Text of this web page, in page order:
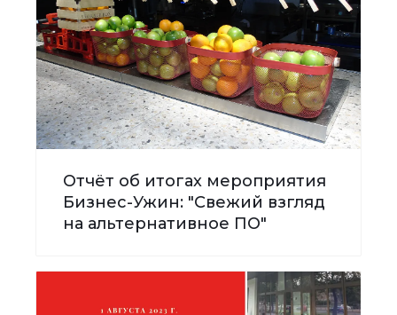
Отчёт об итогах мероприятия
Бизнес-Ужин: "Свежий взгляд
на альтернативное ПО"